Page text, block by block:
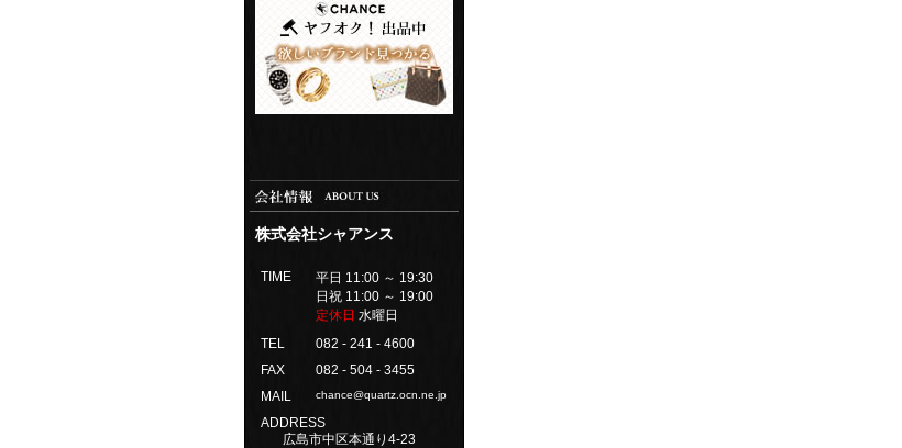
株式会社シャアンス
TIME
平日 11:00 ～ 19:30
日祝 11:00 ～ 19:00
定休日 水曜日
TEL
082 - 241 - 4600
FAX
082 - 504 - 3455
MAIL
chance@quartz.ocn.ne.jp
ADDRESS
広島市中区本通り4-23